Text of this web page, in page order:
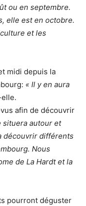
ou en septembre.
elle est en octobre.
et les
midi depuis la
« Il y en aura
afin de découvrir
situera autour et
découvrir différents
Nous
de La Hardt et la
pourront déguster